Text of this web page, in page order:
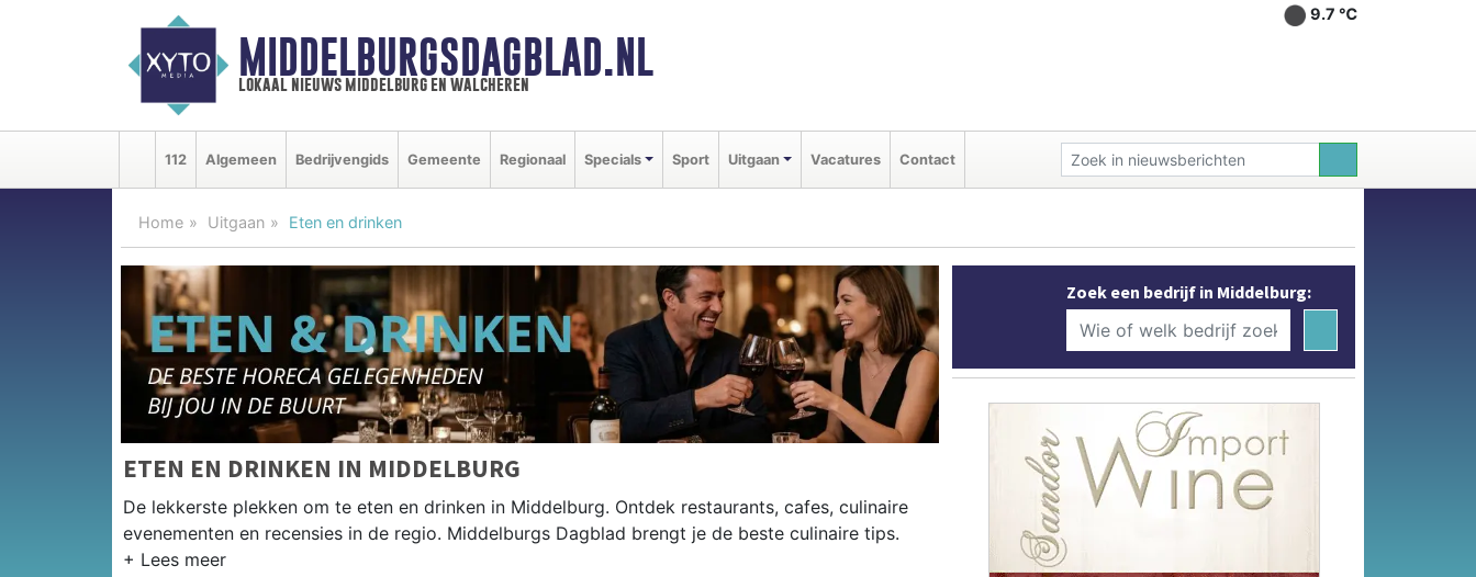
MIDDELBURGSDAGBLAD.NL
lokaal nieuws middelburg en walcheren
9.7 ℃
112 Algemeen Bedrijvengids Gemeente Regionaal Specials Sport Uitgaan Vacatures Contact
Home Uitgaan Eten en drinken
ETEN EN DRINKEN IN MIDDELBURG
De lekkerste plekken om te eten en drinken in Middelburg. Ontdek restaurants, cafes, culinaire
evenementen en recensies in de regio. Middelburgs Dagblad brengt je de beste culinaire tips.
Zoek een bedrijf in Middelburg: